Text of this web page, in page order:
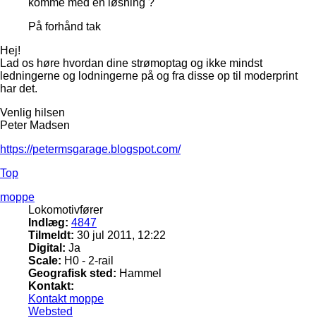
På forhånd tak
Hej!
Lad os høre hvordan dine strømoptag og ikke mindst
ledningerne og lodningerne på og fra disse op til moderprint
har det.
Venlig hilsen
Peter Madsen
https://petermsgarage.blogspot.com/
Top
moppe
Lokomotivfører
Indlæg: 4847
Tilmeldt: 30 jul 2011, 12:22
Digital: Ja
Scale: H0 - 2-rail
Geografisk sted: Hammel
Kontakt:
Kontakt moppe
Websted